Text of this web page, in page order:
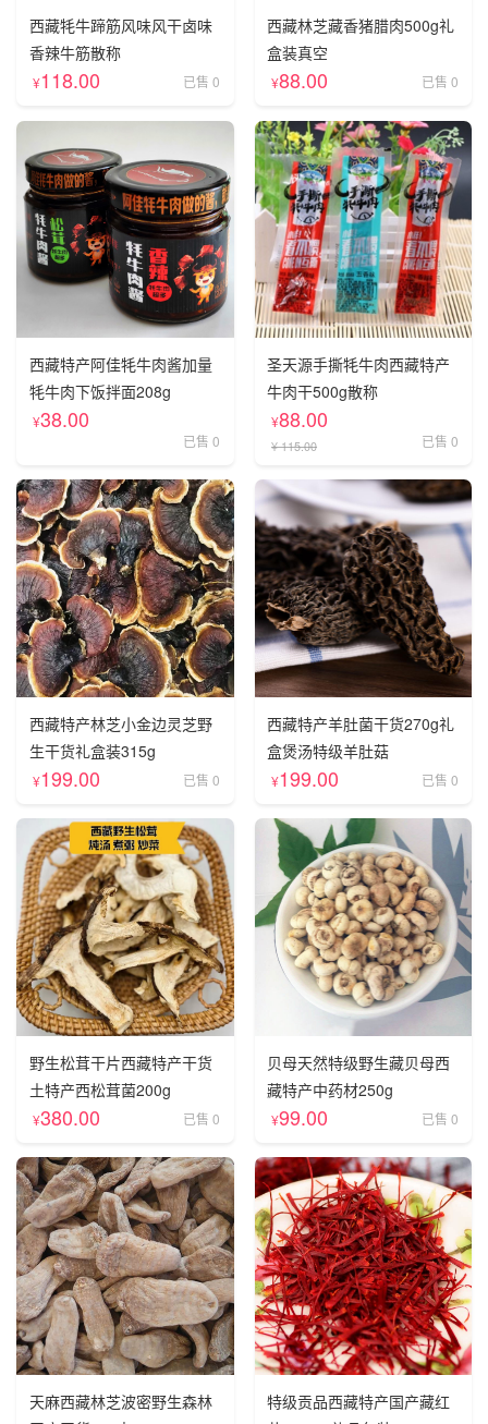
西藏牦牛蹄筋风味风干卤味
香辣牛筋散称
¥118.00 已售 0
西藏林芝藏香猪腊肉500g礼
盒装真空
¥88.00 已售 0
西藏特产阿佳牦牛肉酱加量
牦牛肉下饭拌面208g
¥38.00
已售 0
圣天源手撕牦牛肉西藏特产
牛肉干500g散称
¥88.00
¥ 115.00 已售 0
西藏特产林芝小金边灵芝野
生干货礼盒装315g
¥199.00 已售 0
西藏特产羊肚菌干货270g礼
盒煲汤特级羊肚菇
¥199.00 已售 0
野生松茸干片西藏特产干货
土特产西松茸菌200g
¥380.00 已售 0
贝母天然特级野生藏贝母西
藏特产中药材250g
¥99.00 已售 0
天麻西藏林芝波密野生森林
特级贡品西藏特产国产藏红